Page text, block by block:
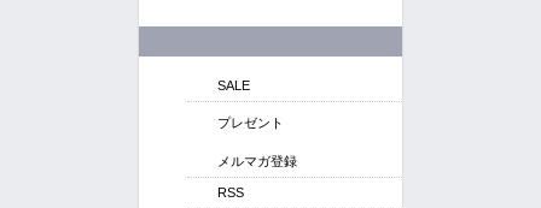
SALE
プレゼント
メルマガ登録
RSS